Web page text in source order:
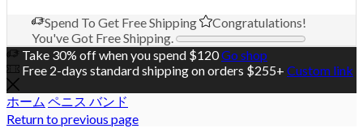
Spend To Get Free Shipping
Congratulations!
You've Got Free Shipping.
Take 30% off when you spend $120Go shop
Free 2-days standard shipping on orders $255+ Custom link
ホーム ペニス バンド
Return to previous page